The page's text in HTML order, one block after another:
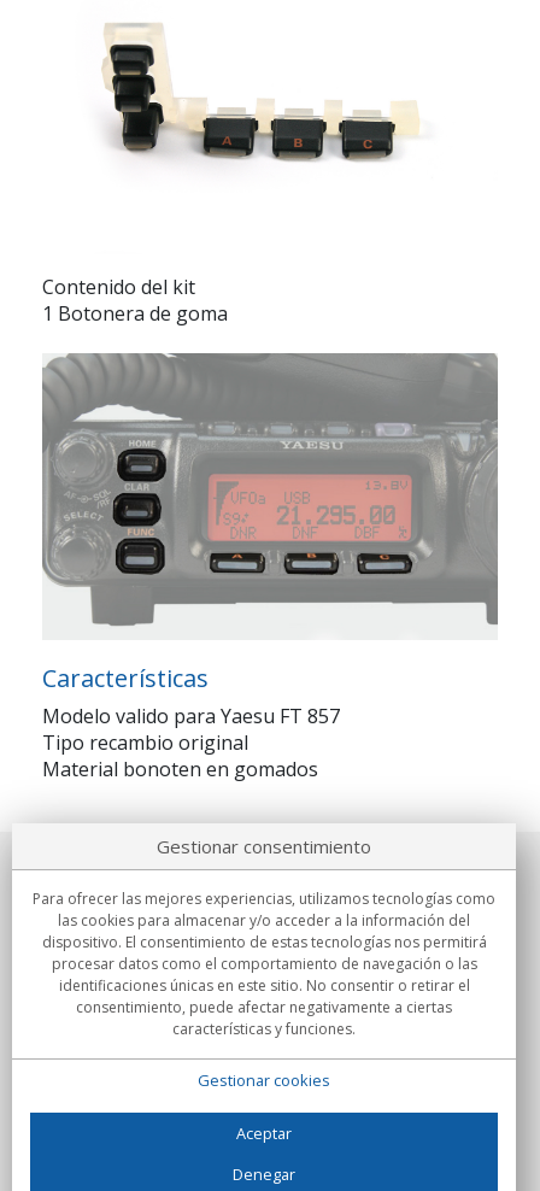
Contenido del kit
1 Botonera de goma
Características
Modelo valido para Yaesu FT 857
Tipo recambio original
Material bonoten en gomados
Sobre nosotros
Compromisos
Compras
Gestionar consentimiento
Para ofrecer las mejores experiencias, utilizamos tecnologías como
las cookies para almacenar y/o acceder a la información del
dispositivo. El consentimiento de estas tecnologías nos permitirá
procesar datos como el comportamiento de navegación o las
identificaciones únicas en este sitio. No consentir o retirar el
consentimiento, puede afectar negativamente a ciertas
características y funciones.
Gestionar cookies
Aceptar
Denegar